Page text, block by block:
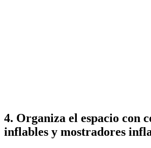
4. Organiza el espacio con
inflables y mostradores